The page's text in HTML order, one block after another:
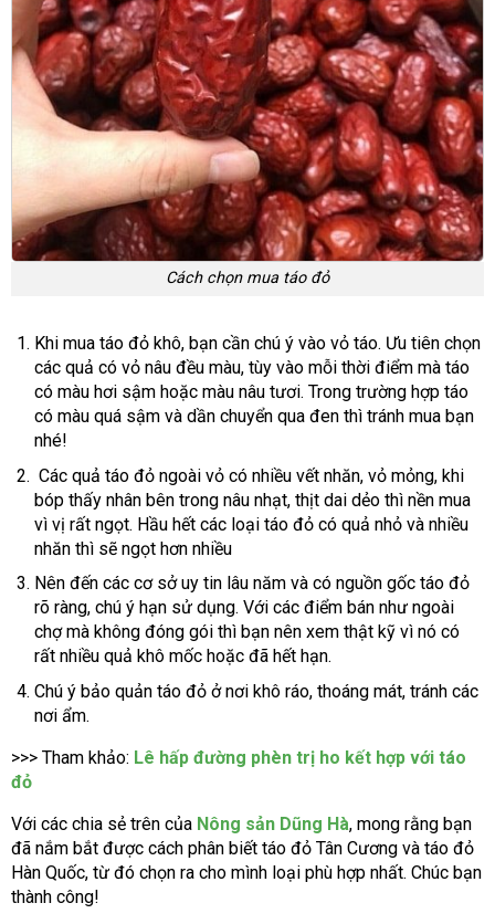
Cách chọn mua táo đỏ
Khi mua táo đỏ khô, bạn cần chú ý vào vỏ táo. Ưu tiên chọn
các quả có vỏ nâu đều màu, tùy vào mỗi thời điểm mà táo
có màu hơi sậm hoặc màu nâu tươi. Trong trường hợp táo
có màu quá sậm và dần chuyển qua đen thì tránh mua bạn
nhé!
Các quả táo đỏ ngoài vỏ có nhiều vết nhăn, vỏ mỏng, khi
bóp thấy nhân bên trong nâu nhạt, thịt dai dẻo thì nền mua
vì vị rất ngọt. Hầu hết các loại táo đỏ có quả nhỏ và nhiều
nhăn thì sẽ ngọt hơn nhiều
Nên đến các cơ sở uy tin lâu năm và có nguồn gốc táo đỏ
rõ ràng, chú ý hạn sử dụng. Với các điểm bán như ngoài
chợ mà không đóng gói thì bạn nên xem thật kỹ vì nó có
rất nhiều quả khô mốc hoặc đã hết hạn.
Chú ý bảo quản táo đỏ ở nơi khô ráo, thoáng mát, tránh các
nơi ẩm.
>>> Tham khảo: Lê hấp đường phèn trị ho kết hợp với táo
đỏ
Với các chia sẻ trên của Nông sản Dũng Hà, mong rằng bạn
đã nắm bắt được cách phân biết táo đỏ Tân Cương và táo đỏ
Hàn Quốc, từ đó chọn ra cho mình loại phù hợp nhất. Chúc bạn
thành công!